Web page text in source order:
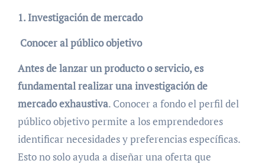
1. Investigación de mercado
Conocer al público objetivo
Antes de lanzar un producto o servicio, es
fundamental realizar una investigación de
mercado exhaustiva. Conocer a fondo el perfil del
público objetivo permite a los emprendedores
identificar necesidades y preferencias específicas.
Esto no solo ayuda a diseñar una oferta que